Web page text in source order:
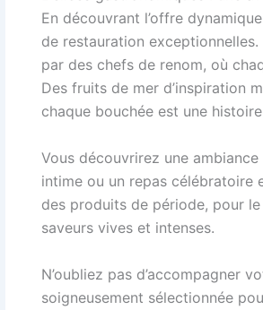
En découvrant l’offre
de restauration
par des chefs de renom, où
Des fruits de mer d’inspiration
chaque bouchée est une
Vous découvrirez une
intime ou un repas célébratoire
des produits de période, pour
saveurs vives et intenses.
N’oubliez pas d’accompagner
soigneusement sélectionnée